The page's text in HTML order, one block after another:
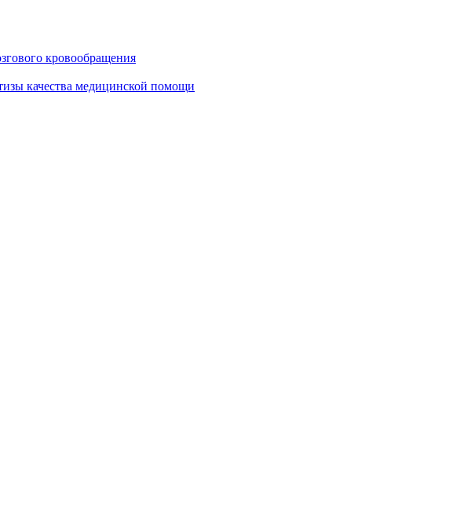
кровообращения
качества медицинской помощи